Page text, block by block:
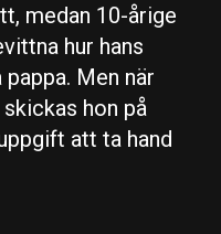
medan 10-årige
hur hans
pappa. Men när
hon på
att ta hand